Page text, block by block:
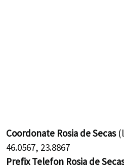
Coordonate Rosia de Secas
46.0567, 23.8867
Prefix Telefon Rosia de